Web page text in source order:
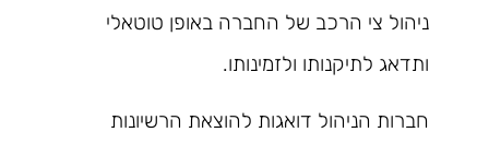
ניהול צי הרכב של החברה באופן טוטאלי
ותדאג לתיקנותו ולזמינותו.
חברות הניהול דואגות להוצאת הרשיונות